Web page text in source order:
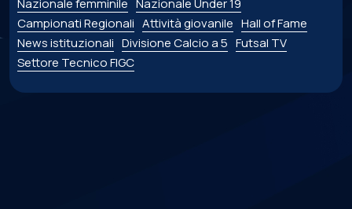
Nazionale femminile Nazionale Under 19
Campionati Regionali Attività giovanile Hall of Fame
News istituzionali Divisione Calcio a 5 Futsal TV
Settore Tecnico FIGC